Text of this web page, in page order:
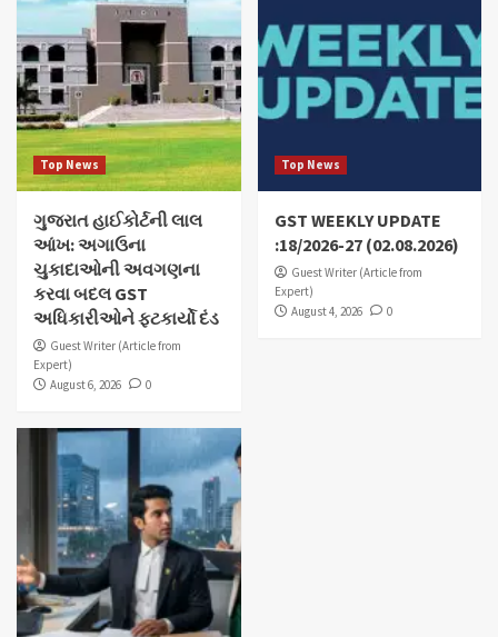
Top News
ગુજરાત હાઈકોર્ટની લાલ
આંખ: અગાઉના
ચુકાદાઓની અવગણના
કરવા બદલ GST
અધિકારીઓને ફટકાર્યો દંડ
Guest Writer (Article from
Expert)
August 6, 2026
0
Top News
GST WEEKLY UPDATE
:18/2026-27 (02.08.2026)
Guest Writer (Article from
Expert)
August 4, 2026
0